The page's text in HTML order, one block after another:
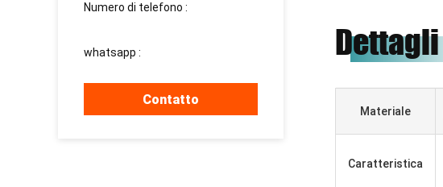
Numero di telefono :
whatsapp :
Contatto
Dettagli
Materiale
Caratteristica